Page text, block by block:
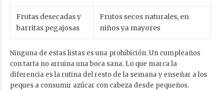
Frutas desecadas y
barritas pegajosas
Frutos secos naturales, en
niños ya mayores
Ninguna de estas listas es una prohibición. Un cumpleaños
con tarta no arruina una boca sana. Lo que marca la
diferencia es la rutina del resto de la semana y enseñar a los
peques a consumir azúcar con cabeza desde pequeños.